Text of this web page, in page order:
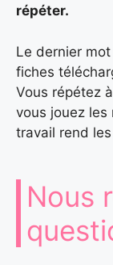
répéter.
Le dernier
fiches
Vous répétez
vous jouez les
travail rend
Nous